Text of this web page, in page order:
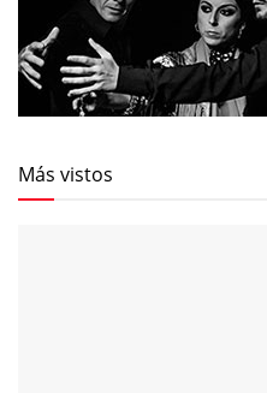
Más vistos